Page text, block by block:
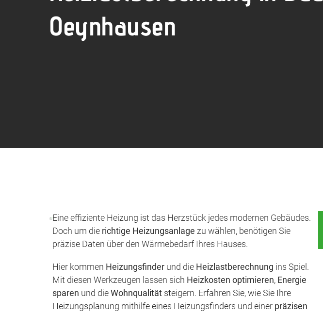
Oeynhausen
Eine effiziente Heizung ist das Herzstück jedes modernen Gebäudes.
Doch um die richtige Heizungsanlage zu wählen, benötigen Sie
präzise Daten über den Wärmebedarf Ihres Hauses.
Hier kommen Heizungsfinderund die Heizlastberechnung ins Spiel.
Mit diesen Werkzeugen lassen sich Heizkosten optimieren, Energie
sparen und dieWohnqualitätsteigern. Erfahren Sie, wie Sie Ihre
Heizungsplanung mithilfe eines Heizungsfinders und einer präzisen